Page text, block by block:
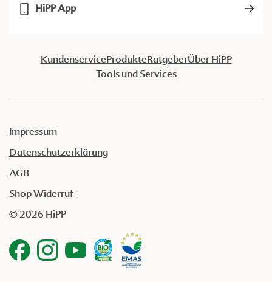
HiPP App
KundenserviceProdukteRatgeberÜber HiPP
Tools und Services
Impressum
Datenschutzerklärung
AGB
Shop Widerruf
© 2026 HiPP